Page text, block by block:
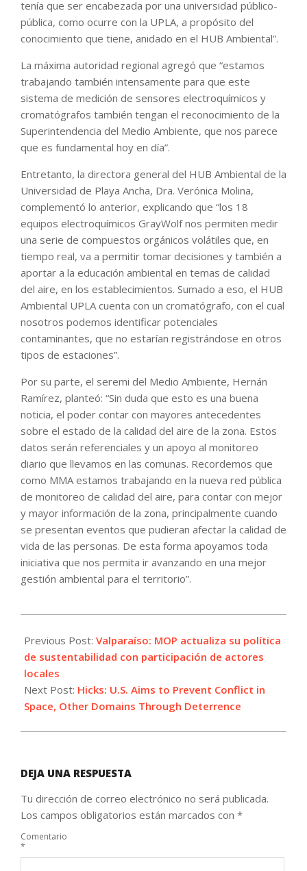
tenía que ser encabezada por una universidad público-
pública, como ocurre con la UPLA, a propósito del
conocimiento que tiene, anidado en el HUB Ambiental”.
La máxima autoridad regional agregó que “estamos
trabajando también intensamente para que este
sistema de medición de sensores electroquímicos y
cromatógrafos también tengan el reconocimiento de la
Superintendencia del Medio Ambiente, que nos parece
que es fundamental hoy en día”.
Entretanto, la directora general del HUB Ambiental de la
Universidad de Playa Ancha, Dra. Verónica Molina,
complementó lo anterior, explicando que “los 18
equipos electroquímicos GrayWolf nos permiten medir
una serie de compuestos orgánicos volátiles que, en
tiempo real, va a permitir tomar decisiones y también a
aportar a la educación ambiental en temas de calidad
del aire, en los establecimientos. Sumado a eso, el HUB
Ambiental UPLA cuenta con un cromatógrafo, con el cual
nosotros podemos identificar potenciales
contaminantes, que no estarían registrándose en otros
tipos de estaciones”.
Por su parte, el seremi del Medio Ambiente, Hernán
Ramírez, planteó: “Sin duda que esto es una buena
noticia, el poder contar con mayores antecedentes
sobre el estado de la calidad del aire de la zona. Estos
datos serán referenciales y un apoyo al monitoreo
diario que llevamos en las comunas. Recordemos que
como MMA estamos trabajando en la nueva red pública
de monitoreo de calidad del aire, para contar con mejor
y mayor información de la zona, principalmente cuando
se presentan eventos que pudieran afectar la calidad de
vida de las personas. De esta forma apoyamos toda
iniciativa que nos permita ir avanzando en una mejor
gestión ambiental para el territorio”.
01-
10
Previous Post: Valparaíso: MOP actualiza su política
de sustentabilidad con participación de actores
locales
Next Post: Hicks: U.S. Aims to Prevent Conflict in
Space, Other Domains Through Deterrence
DEJA UNA RESPUESTA
Tu dirección de correo electrónico no será publicada.
Los campos obligatorios están marcados con *
Comentario
*